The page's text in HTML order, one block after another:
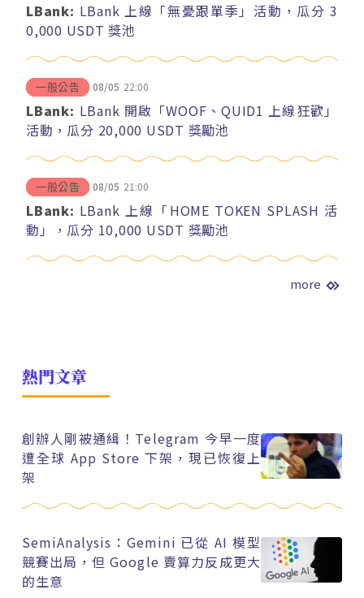
LBank: LBank 上線「無憂跟單季」活動，瓜分 3
0,000 USDT 獎池
一般公告 08/05 22:00
LBank: LBank 開啟「WOOF、QUID1 上線狂歡」
活動，瓜分 20,000 USDT 獎勵池
一般公告 08/05 21:00
LBank: LBank 上線「HOME TOKEN SPLASH 活
動」，瓜分 10,000 USDT 獎勵池
more
熱門文章
創辦人剛被通緝！Telegram 今早一度
遭全球 App Store 下架，現已恢復上
架
SemiAnalysis：Gemini 已從 AI 模型
競賽出局，但 Google 賣算力反成更大
的生意